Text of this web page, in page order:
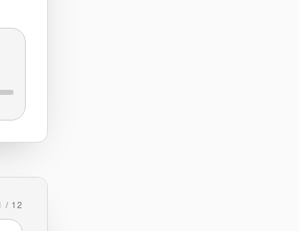
/ 12